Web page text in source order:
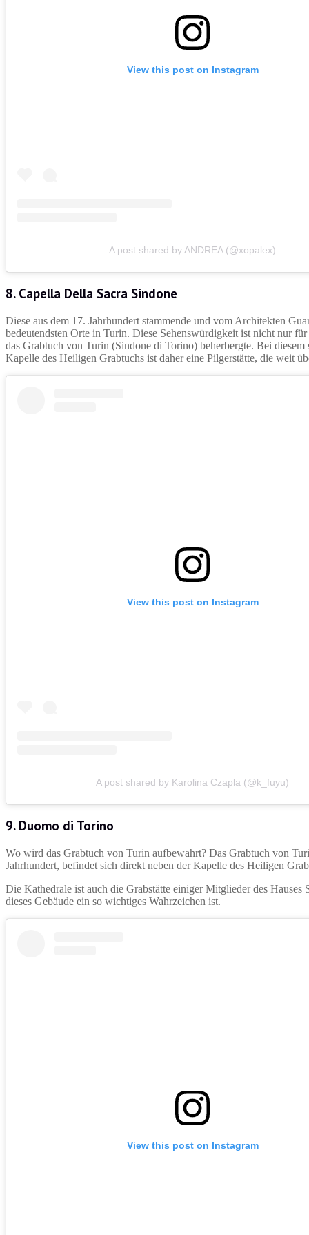
View this post on Instagram
A post shared by ANDREA (@xopalex)
8. Capella Della Sacra Sindone
Diese aus dem 17. Jahrhundert stammende und vom Architekten
bedeutendsten Orte in Turin. Diese Sehenswürdigkeit ist nicht nur
das Grabtuch von Turin (Sindone di Torino) beherbergte. Bei
Kapelle des Heiligen Grabtuchs ist daher eine Pilgerstätte, die weit
View this post on Instagram
A post shared by Karolina Czapla (@k_fuyu)
9. Duomo di Torino
Wo wird das Grabtuch von Turin aufbewahrt? Das Grabtuch von
Jahrhundert, befindet sich direkt neben der Kapelle des Heiligen
Die Kathedrale ist auch die Grabstätte einiger Mitglieder des
dieses Gebäude ein so wichtiges Wahrzeichen ist.
View this post on Instagram